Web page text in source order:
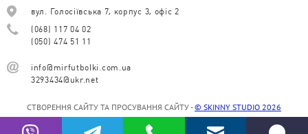
© 2006-2026 МИР FУТБОЛКИ
вул. Голосіївська 7, корпус 3, офіс 2
(068) 117 04 02
(050) 474 51 11
info@mirfutbolki.com.ua
3293434@ukr.net
СТВОРЕННЯ САЙТУ ТА ПРОСУВАННЯ САЙТУ -© SKINNY STUDIO 2026